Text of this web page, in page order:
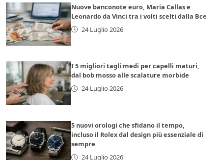
Nuove banconote euro, Maria Callas e
Leonardo da Vinci tra i volti scelti dalla Bce
24 Luglio 2026
I 5 migliori tagli medi per capelli maturi,
dal bob mosso alle scalature morbide
24 Luglio 2026
5 nuovi orologi che sfidano il tempo,
incluso il Rolex dal design più essenziale di
sempre
24 Luglio 2026